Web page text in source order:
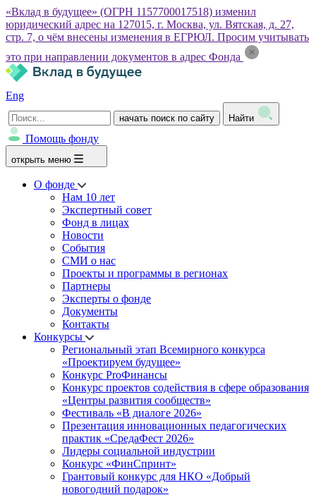
«Вклад в будущее» (ОГРН 1157700017518) изменил
юридический адрес на 127015, г. Москва, ул. Вятская, д. 27,
стр. 7, о чём внесены изменения в ЕГРЮЛ. Просим учитывать
это при направлении документов в адрес Фонда
Eng
начать поиск по сайту Найти
Помощь фонду
открыть меню
О фонде
Нам 10 лет
Экспертный совет
Фонд в лицах
Новости
События
СМИ о нас
Проекты и программы в регионах
Партнеры
Эксперты о фонде
Документы
Контакты
Конкурсы
Региональный этап Всемирного конкурса
«Проектируем будущее»
Конкурс ProФинансы
Конкурс проектов содействия в сфере образования
«Центры развития сообществ»
Фестиваль «В диалоге 2026»
Презентация инновационных педагогических
практик «СредаФест 2026»
Лидеры социальной индустрии
Конкурс «ФинСпринт»
Грантовый конкурс для НКО «Добрый
новогодний подарок»